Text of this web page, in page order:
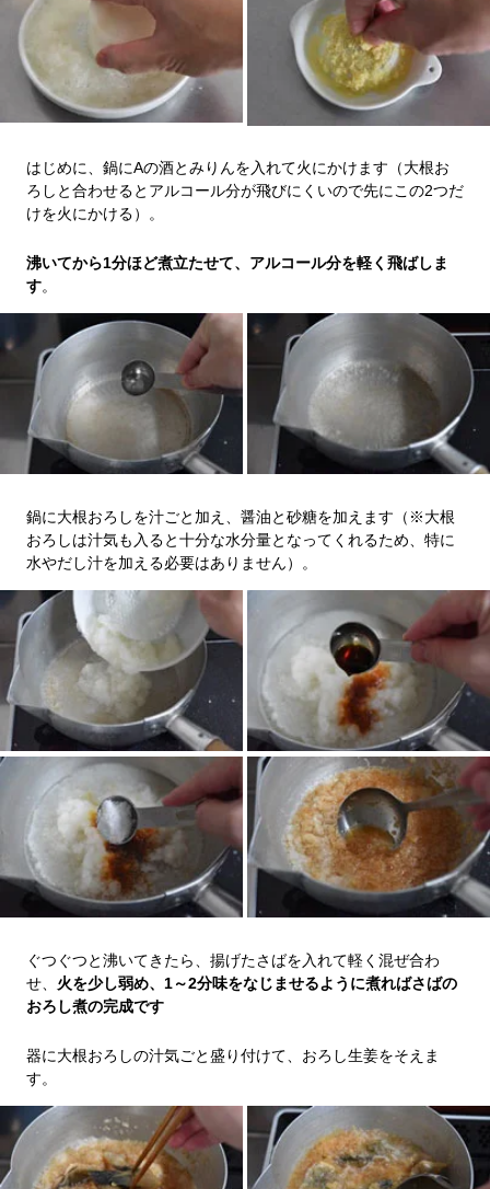
はじめに、鍋にAの酒とみりんを入れて火にかけます（大根お
ろしと合わせるとアルコール分が飛びにくいので先にこの2つだ
けを火にかける）。
沸いてから1分ほど煮立たせて、アルコール分を軽く飛ばしま
す。
鍋に大根おろしを汁ごと加え、醤油と砂糖を加えます（※大根
おろしは汁気も入ると十分な水分量となってくれるため、特に
水やだし汁を加える必要はありません）。
ぐつぐつと沸いてきたら、揚げたさばを入れて軽く混ぜ合わ
せ、 火を少し弱め、1～2分味をなじませるように煮ればさばの
おろし煮の完成です
器に大根おろしの汁気ごと盛り付けて、おろし生姜をそえま
す。